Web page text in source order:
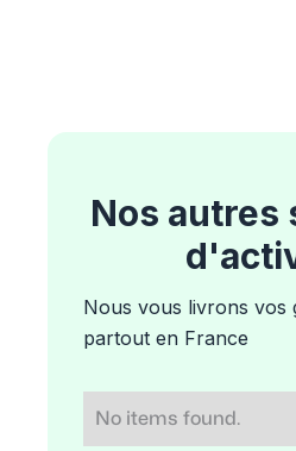
Nos autres
Nous vous livrons vos
partout en France
No items found.